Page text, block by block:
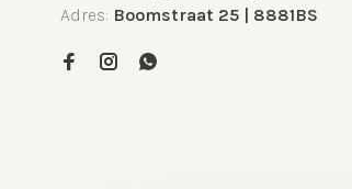
Adres: Boomstraat 25 | 8881BS